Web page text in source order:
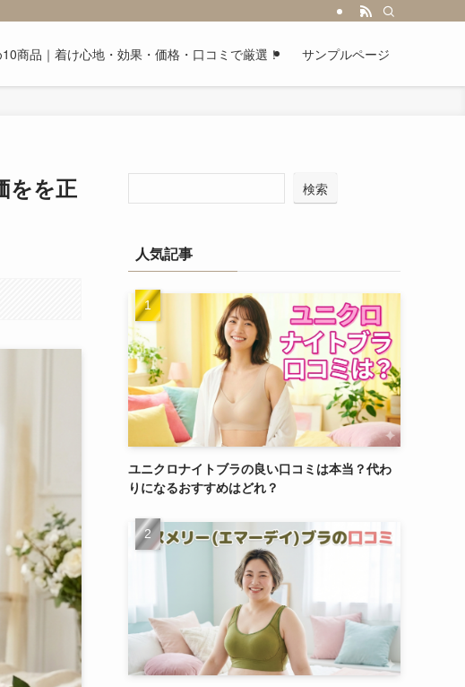
商品｜着け心地・効果・価格・口コミで厳選！ サンプルページ
をを正
検索
人気記事
ユニクロナイトブラの良い口コミは本当？代わ
りになるおすすめはどれ？